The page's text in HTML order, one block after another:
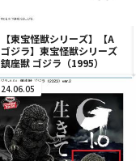
【東宝怪獣シリーズ】【A
ゴジラ】東宝怪獣シリーズ
鎮座獣 ゴジラ（1995）
24.06.05